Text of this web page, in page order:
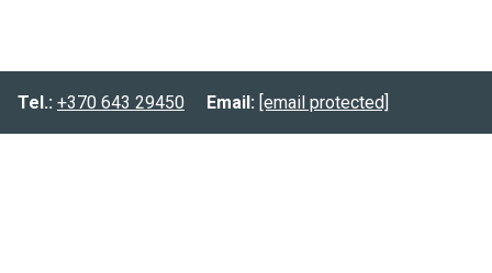
Informacija
Tel.: +370 643 29450 Email: [email protected]